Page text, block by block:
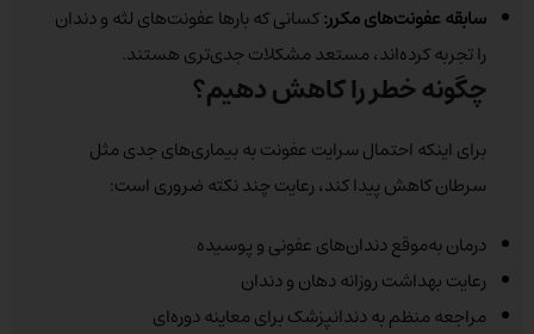
سابقه عفونت‌های مکرر:کسانی که بارها عفونت‌های لثه و دندان
را تجربه کرده‌اند، مستعد مشکلات جدی‌تری هستند.
چگونه خطر را کاهش دهیم؟
برای اینکه احتمال سرایت عفونت به بیماری‌های جدی مثل
سرطان کاهش پیدا کند، رعایت چند نکته ضروری است:
درمان به‌موقع دندان‌های عفونی و پوسیده
رعایت بهداشت روزانه دهان و دندان
مراجعه منظم به دندانپزشک برای معاینه دوره‌ای